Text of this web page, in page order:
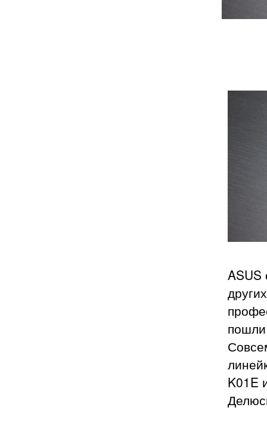
ASUS
K01E